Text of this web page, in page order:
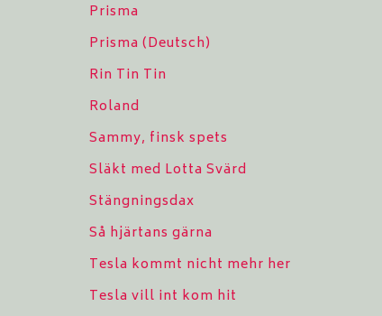
Prisma
Prisma (Deutsch)
Rin Tin Tin
Roland
Sammy, finsk spets
Släkt med Lotta Svärd
Stängningsdax
Så hjärtans gärna
Tesla kommt nicht mehr her
Tesla vill int kom hit